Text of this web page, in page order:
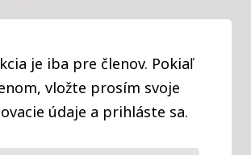
je iba pre členov. Pokiaľ
vložte prosím svoje
údaje a prihláste sa.